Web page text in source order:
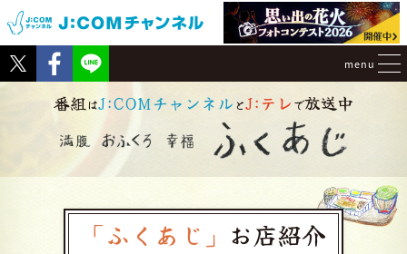
Tweet Facebook
menu
番組はJ:COMチャンネル とJ:テレ で放送中
「ふくあじ」 お店紹介